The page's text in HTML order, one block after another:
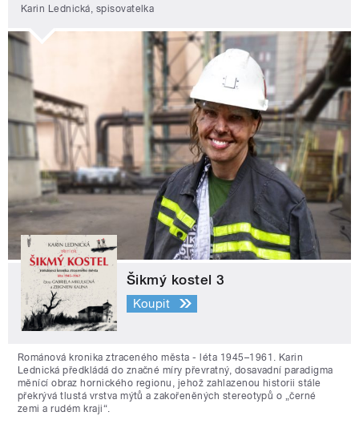
Karin Lednická, spisovatelka
Šikmý kostel 3
Koupit
Románová kronika ztraceného města - léta 1945–1961. Karin
Lednická předkládá do značné míry převratný, dosavadní paradigma
měnící obraz hornického regionu, jehož zahlazenou historii stále
překrývá tlustá vrstva mýtů a zakořeněných stereotypů o „černé
zemi a rudém kraji“.